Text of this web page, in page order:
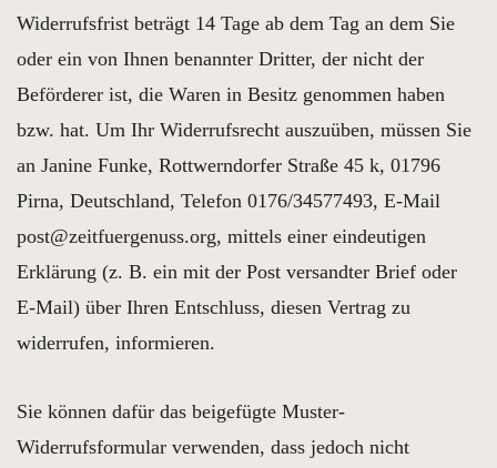
Widerrufsfrist beträgt 14 Tage ab dem Tag an dem Sie
oder ein von Ihnen benannter Dritter, der nicht der
Beförderer ist, die Waren in Besitz genommen haben
bzw. hat. Um Ihr Widerrufsrecht auszuüben, müssen Sie
an Janine Funke, Rottwerndorfer Straße 45 k, 01796
Pirna, Deutschland, Telefon 0176/34577493, E-Mail
post@zeitfuergenuss.org, mittels einer eindeutigen
Erklärung (z. B. ein mit der Post versandter Brief oder
E-Mail) über Ihren Entschluss, diesen Vertrag zu
widerrufen, informieren.
Sie können dafür das beigefügte Muster-
Widerrufsformular verwenden, dass jedoch nicht